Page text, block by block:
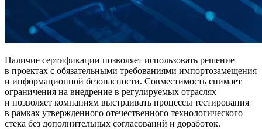
Наличие сертификации позволяет использовать решение
в проектах с обязательными требованиями импортозамещения
и информационной безопасности. Совместимость снимает
ограничения на внедрение в регулируемых отраслях
и позволяет компаниям выстраивать процессы тестирования
в рамках утвержденного отечественного технологического
стека без дополнительных согласований и доработок.